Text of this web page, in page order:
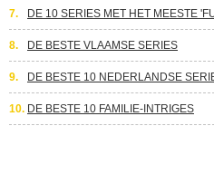
7. DE 10 SERIES MET HET MEESTE
8. DE BESTE VLAAMSE SERIES
9. DE BESTE 10 NEDERLANDSE
10. DE BESTE 10 FAMILIE-INTRIGES